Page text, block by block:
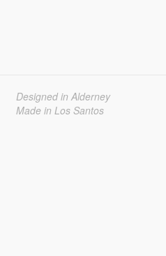
Designed in Alderney
Made in Los Santos